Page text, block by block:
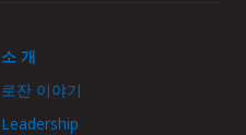
소개
로잔 이야기
Leadership